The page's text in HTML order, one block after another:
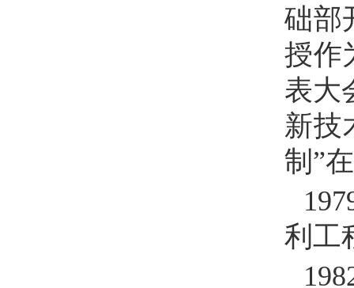
础部
授作
表大
新技
制”
利工